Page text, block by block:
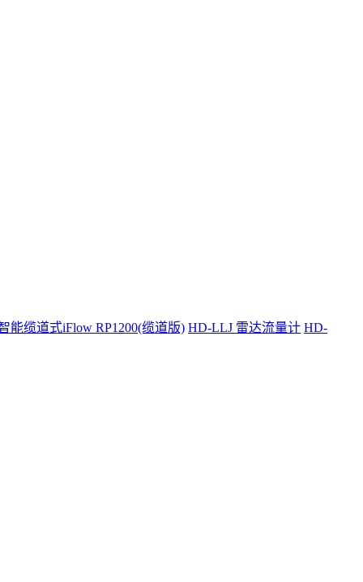
能缆道式iFlow RP1200(缆道版) HD-LLJ 雷达流量计 HD-